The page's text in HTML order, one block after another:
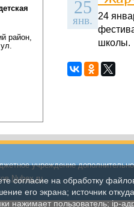
район,
25
янв.
24
школы.
учреждение
Nubex.ru
согласие на обработку
его экрана; источник
нажимает пользователь; ip-